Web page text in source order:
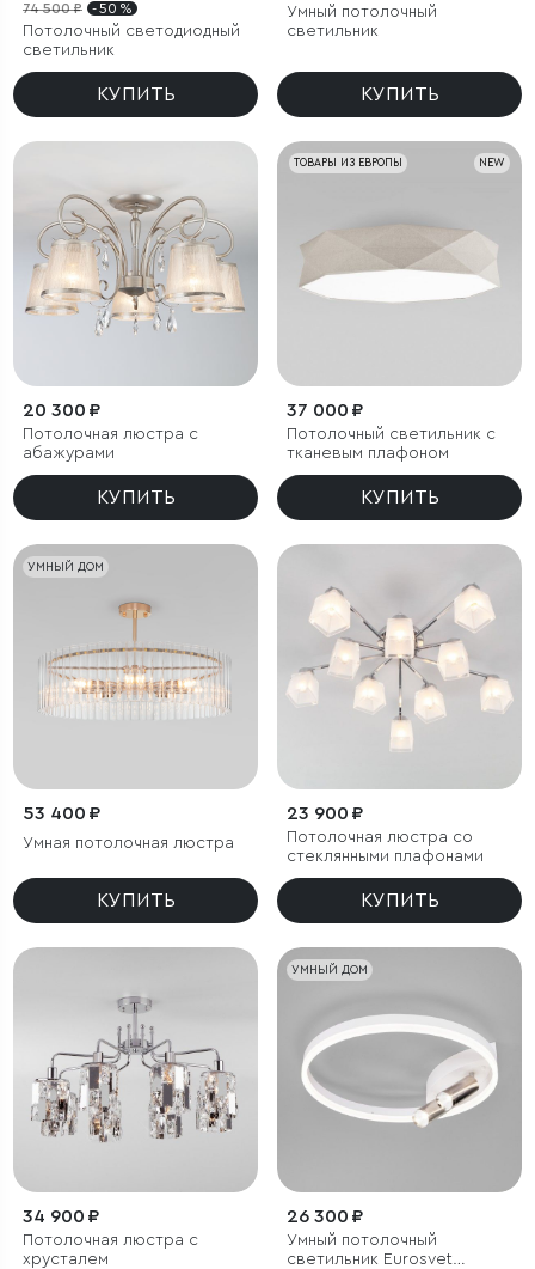
74 500 ₽ - 50 %
Потолочный светодиодный
светильник
КУПИТЬ
Умный потолочный
светильник
КУПИТЬ
20 300 ₽
Потолочная люстра с
абажурами
КУПИТЬ
NEW
ТОВАРЫ ИЗ ЕВРОПЫ
37 000 ₽
Потолочный светильник с
тканевым плафоном
КУПИТЬ
УМНЫЙ ДОМ
53 400 ₽
Умная потолочная люстра
КУПИТЬ
23 900 ₽
Потолочная люстра со
стеклянными плафонами
КУПИТЬ
34 900 ₽
Потолочная люстра с
хрусталем
УМНЫЙ ДОМ
26 300 ₽
Умный потолочный
светильник Eurosvet